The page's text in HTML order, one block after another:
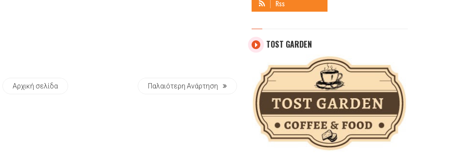
Αρχική σελίδα Παλαιότερη Ανάρτηση
TOST GARDEN